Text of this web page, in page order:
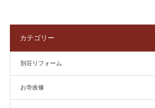
カテゴリー
別荘リフォーム
お寺改修